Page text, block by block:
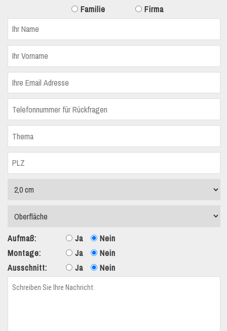
Familie
Firma
Aufmaß: Ja
Nein
Montage:
Ja
Nein
Ausschnitt:
Ja Nein